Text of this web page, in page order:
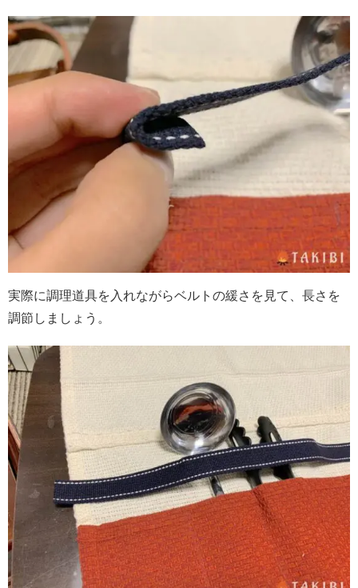
実際に調理道具を入れながらベルトの緩さを見て、長さを
調節しましょう。